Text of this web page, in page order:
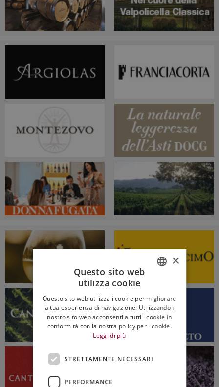
ENGLISH
×
Questo sito web
utilizza cookie
Questo sito web utilizza i cookie per migliorare
la tua esperienza di navigazione. Utilizzando il
nostro sito web acconsenti a tutti i cookie in
conformità con la nostra policy per i cookie.
Leggi di più
STRETTAMENTE NECESSARI
PERFORMANCE